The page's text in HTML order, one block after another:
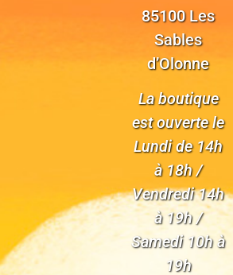
85100 Les
Sables
d’Olonne
La boutique
est ouverte le
Lundi de 14h
à 18h /
Vendredi 14h
à 19h /
Samedi 10h à
19h